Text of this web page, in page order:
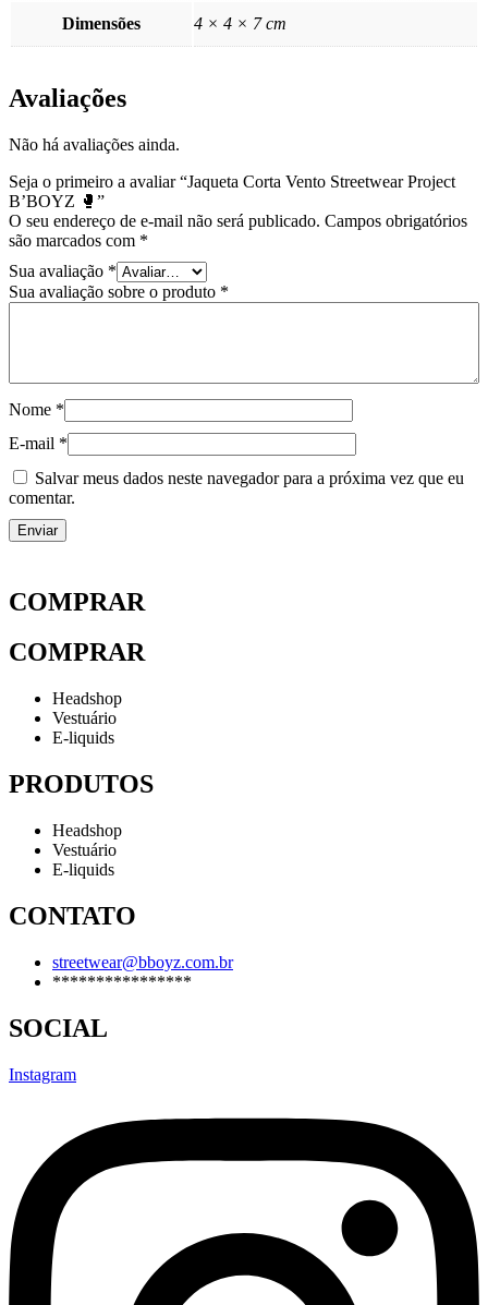
Dimensões 4 × 4 × 7 cm
Avaliações
Não há avaliações ainda.
Seja o primeiro a avaliar “Jaqueta Corta Vento Streetwear Project
B’BOYZ 🥊”
O seu endereço de e-mail não será publicado. Campos obrigatórios
são marcados com *
Sua avaliação *
Sua avaliação sobre o produto *
Nome *
E-mail *
Salvar meus dados neste navegador para a próxima vez que eu
comentar.
COMPRAR
COMPRAR
Headshop
Vestuário
E-liquids
PRODUTOS
Headshop
Vestuário
E-liquids
CONTATO
streetwear@bboyz.com.br
****************
SOCIAL
Instagram